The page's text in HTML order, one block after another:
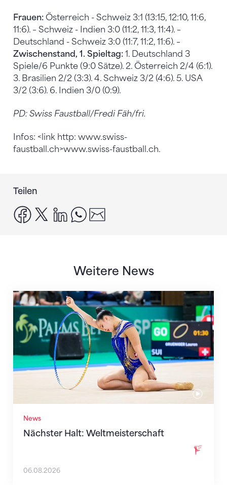
Frauen: Österreich - Schweiz 3:1 (13:15, 12:10, 11:6,
11:6). – Schweiz - Indien 3:0 (11:2, 11:3, 11:4). –
Deutschland - Schweiz 3:0 (11:7, 11:2, 11:6). –
Zwischenstand, 1. Spieltag: 1. Deutschland 3
Spiele/6 Punkte (9:0 Sätze). 2. Österreich 2/4 (6:1).
3. Brasilien 2/2 (3:3). 4. Schweiz 3/2 (4:6). 5. USA
3/2 (3:6). 6. Indien 3/0 (0:9).
PD: Swiss Faustball/Fredi Fäh/fri.
Infos: <link http: www.swiss-
faustball.ch>www.swiss-faustball.ch.
Teilen
facebook
x linkedinwhatsapp
Weitere News
News
Nächster Halt: Weltmeisterschaft
Nächster Halt: Weltmeisterschaft
06.08.2026